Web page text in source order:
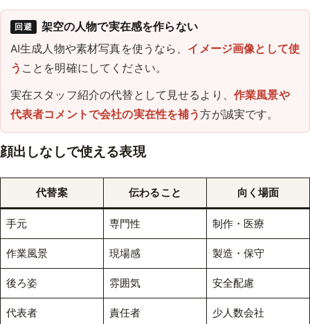
回避 架空の人物で実在感を作らない
AI生成人物や素材写真を使うなら、 イメージ画像として使
う ことを明確にしてください。
実在スタッフ紹介の代替として見せるより、 作業風景や
代表者コメントで会社の実在性を補う方が誠実です。
顔出しなしで使える表現
代替案 伝わること 向く場面
手元 専門性 制作・医療
作業風景 現場感 製造・保守
後ろ姿 雰囲気 安全配慮
代表者 責任者 少人数会社